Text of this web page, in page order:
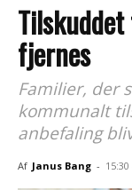
fjernes
Familier, der
kommunalt
anbefaling
Af Janus Bang -